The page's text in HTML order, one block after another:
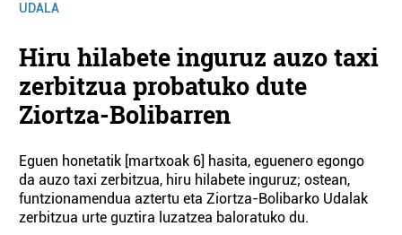
UDALA
Hiru hilabete inguruz auzo taxi
zerbitzua probatuko dute
Ziortza-Bolibarren
Eguen honetatik [martxoak 6] hasita, eguenero egongo
da auzo taxi zerbitzua, hiru hilabete inguruz; ostean,
funtzionamendua aztertu eta Ziortza-Bolibarko Udalak
zerbitzua urte guztira luzatzea baloratuko du.